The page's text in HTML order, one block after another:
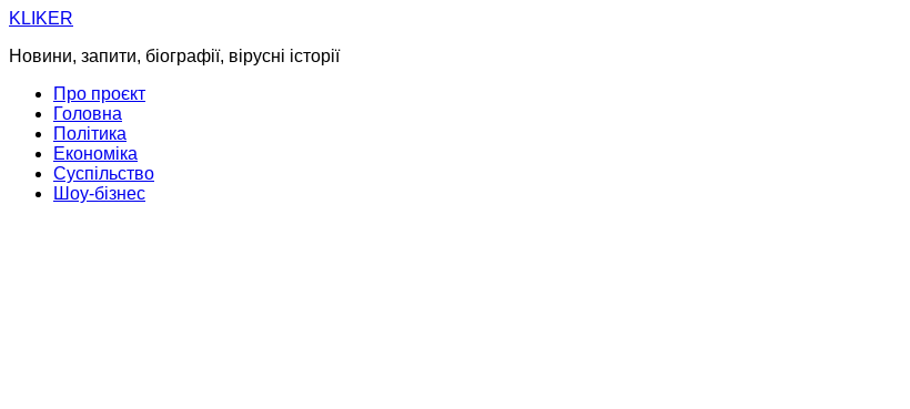
Skip
content
KLIKER
Новини, запити, біографії, вірусні історії
Про проєкт
Головна
Політика
Економіка
Суспільство
Шоу-бізнес